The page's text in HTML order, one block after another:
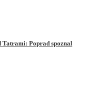
Poprad spoznal